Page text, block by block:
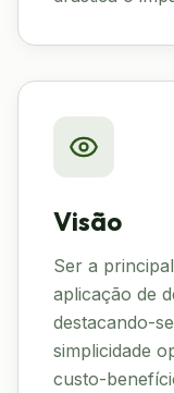
Visão
Ser a
aplicação de
destacando-
simplicidade
custo-